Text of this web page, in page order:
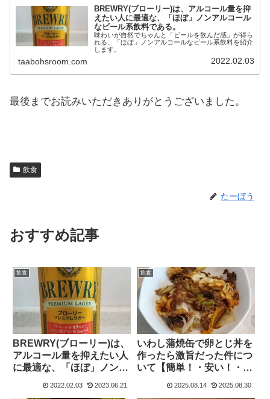
BREWRY(ブローリー)は、アルコール量を抑
えたい人に最適な、「ほぼ」ノンアルコール
なビール系飲料である。
味わいが自然でちゃんと「ビールを飲んだ感」が得ら
れる、「ほぼ」ノンアルコールなビール系飲料を紹介
します。
taabohsroom.com 2022.02.03
最後までお読みいただきありがとうございました。
飲食
たーぼう
おすすめ記事
飲食
BREWRY(ブローリー)は、
アルコール量を抑えたい人
に最適な、「ほぼ」ノンア
2022.02.03 2023.06.21
飲食
いわし蒲焼缶で卵とじ丼を
作ったら激旨だった件につ
いて【簡単！・安い！・旨
2025.08.14 2025.08.30